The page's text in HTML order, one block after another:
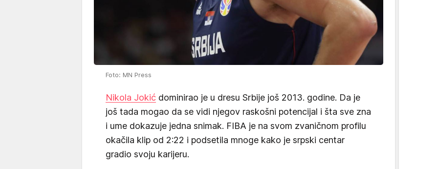
Foto: MN Press
Nikola Jokić dominirao je u dresu Srbije još 2013. godine. Da je
još tada mogao da se vidi njegov raskošni potencijal i šta sve zna
i ume dokazuje jedna snimak. FIBA je na svom zvaničnom profilu
okačila klip od 2:22 i podsetila mnoge kako je srpski centar
gradio svoju karijeru.